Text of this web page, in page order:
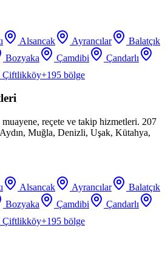
Alsancak Ayrancılar
Balatçık
Bozyaka Çamdibi
Çandarlı
Çiftlikköy+195 bölge
reçete ve takip hizmetleri. 207
Muğla, Denizli, Uşak, Kütahya,
Alsancak Ayrancılar
Balatçık
Bozyaka Çamdibi
Çandarlı
Çiftlikköy+195 bölge